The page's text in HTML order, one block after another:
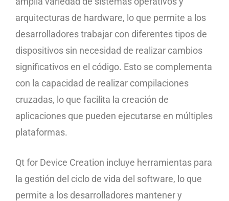
arquitecturas de hardware, lo que permite a los
desarrolladores trabajar con diferentes tipos de
dispositivos sin necesidad de realizar cambios
significativos en el código. Esto se complementa
con la capacidad de realizar compilaciones
cruzadas, lo que facilita la creación de
aplicaciones que pueden ejecutarse en múltiples
plataformas.
Qt for Device Creation incluye herramientas para
la gestión del ciclo de vida del software, lo que
permite a los desarrolladores mantener y